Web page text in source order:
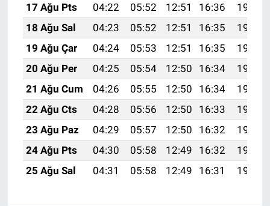
17 Ağu Pts
04:22 05:52 12:51 16:36
19:40
18 Ağu Sal
04:23 05:52 12:51 16:35
19:39
19 Ağu Çar
04:24 05:53 12:51 16:35
19:38
20 Ağu Per
04:25 05:54 12:50 16:34
19:36
21 Ağu Cum
04:26 05:55 12:50 16:34
19:35
22 Ağu Cts
04:28 05:56 12:50 16:33
19:34
23 Ağu Paz
04:29 05:57 12:50 16:32
19:32
24 Ağu Pts
04:30 05:58 12:49 16:32
19:31
25 Ağu Sal
04:31 05:58 12:49 16:31 19:30